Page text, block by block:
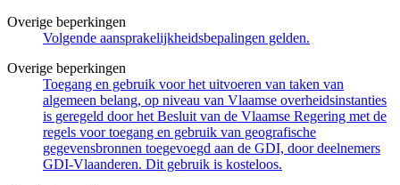
Overige beperkingen
Volgende aansprakelijkheidsbepalingen gelden.
Overige beperkingen
Toegang en gebruik voor het uitvoeren van taken van
algemeen belang, op niveau van Vlaamse overheidsinstanties
is geregeld door het Besluit van de Vlaamse Regering met de
regels voor toegang en gebruik van geografische
gegevensbronnen toegevoegd aan de GDI, door deelnemers
GDI-Vlaanderen. Dit gebruik is kosteloos.